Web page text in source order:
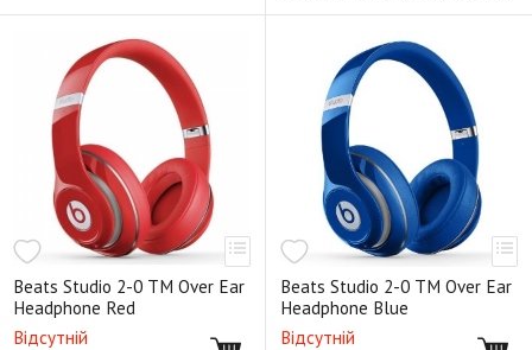
Beats Studio 2-0 TM Over Ear
Headphone Red
Відсутній
Beats Studio 2-0 TM Over Ear
Headphone Blue
Відсутній